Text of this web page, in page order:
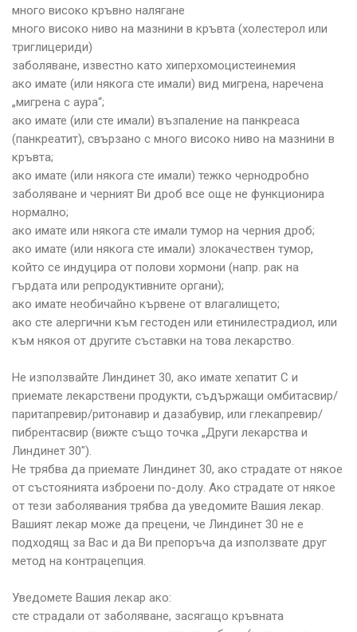
много високо кръвно налягане
много високо ниво на мазнини в кръвта (холестерол или
триглицериди)
заболяване, известно като хиперхомоцистеинемия
ако имате (или някога сте имали) вид мигрена, наречена
„мигрена с аура“;
ако имате (или сте имали) възпаление на панкреаса
(панкреатит), свързано с много високо ниво на мазнини в
кръвта;
ако имате (или някога сте имали) тежко чернодробно
заболяване и черният Ви дроб все още не функционира
нормално;
ако имате или някога сте имали тумор на черния дроб;
ако имате (или някога сте имали) злокачествен тумор,
който се индуцира от полови хормони (напр. рак на
гърдата или репродуктивните органи);
ако имате необичайно кървене от влагалището;
ако сте алергични към гестоден или етинилестрадиол, или
към някоя от другите съставки на това лекарство.
Не използвайте Линдинет 30, ако имате хепатит С и
приемате лекарствени продукти, съдържащи омбитасвир/
паритапревир/ритонавир и дазабувир, или глекапревир/
пибрентасвир (вижте също точка „Други лекарства и
Линдинет 30″).
Не трябва да приемате Линдинет 30, ако страдате от някое
от състоянията изброени по-долу. Ако страдате от някое
от тези заболявания трябва да уведомите Вашия лекар.
Вашият лекар може да прецени, че Линдинет 30 не е
подходящ за Вас и да Ви препоръча да използвате друг
метод на контрацепция.
Уведомете Вашия лекар ако:
сте страдали от заболяване, засягащо кръвната